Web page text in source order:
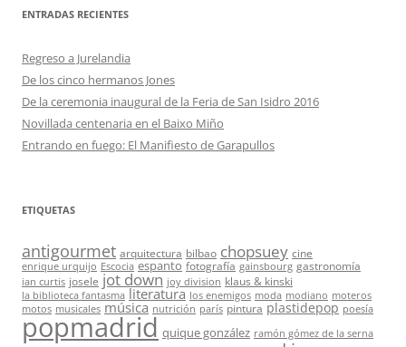
ENTRADAS RECIENTES
Regreso a Jurelandia
De los cinco hermanos Jones
De la ceremonia inaugural de la Feria de San Isidro 2016
Novillada centenaria en el Baixo Miño
Entrando en fuego: El Manifiesto de Garapullos
ETIQUETAS
antigourmet arquitectura bilbao chopsuey cine
enrique urquijo Escocia espanto fotografía gainsbourg gastronomía
ian curtis josele jot down joy division klaus & kinski
la biblioteca fantasma literatura los enemigos moda modiano moteros
motos musicales música nutrición parís pintura plastidepop poesía
popmadrid quique gonzález ramón gómez de la serna